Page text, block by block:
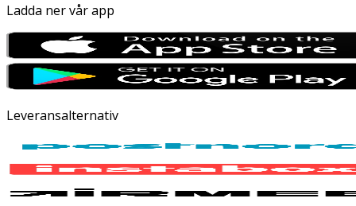
Ladda ner vår app
Leveransalternativ